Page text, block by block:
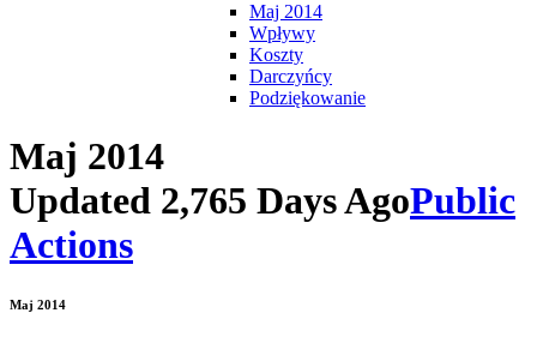
Maj 2014
Wpływy
Koszty
Darczyńcy
Podziękowanie
Maj 2014
Updated 2,765 Days AgoPublic
Actions
Maj 2014